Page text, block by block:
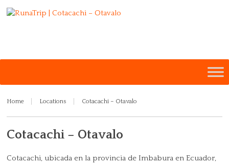
Home Locations Cotacachi – Otavalo
Cotacachi – Otavalo
Cotacachi, ubicada en la provincia de Imbabura en Ecuador,